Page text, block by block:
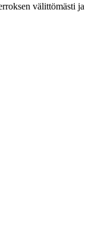
välittömästi ja